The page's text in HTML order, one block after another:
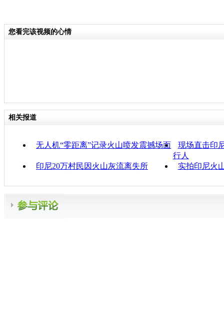
您看完该视频的心情
相关报道
无人机“零距离”记录火山喷发震撼场面
现场直击印
行人
印尼20万村民因火山灰流离失所
实拍印尼火